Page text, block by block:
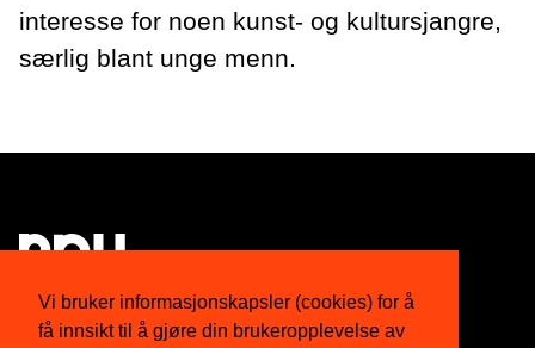
Vi bruker informasjonskapsler (cookies) for å
få innsikt til å gjøre din brukeropplevelse av
interesse for noen kunst- og kultursjangre,
særlig blant unge menn.